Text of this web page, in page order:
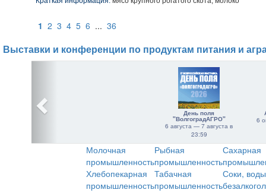
1 2 3 4 5 6 ... 36
Выставки и конференции по продуктам питания и
День поля
"ВолгоградАГРО"
6 августа — 7 августа в
23:59
6
Молочная
промышленность
Рыбная
промышленность
Сахарная
Хлебопекарная
промышленность
Табачная
промышленность
Соки,